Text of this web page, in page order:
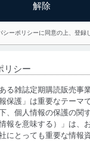
シーポリシーに同意の上、登録
リシー
る雑誌定期購読販売事
保護」は重要なテーマ
、個人情報の保護の関
報を意味する）」は、
にとっても重要な情報